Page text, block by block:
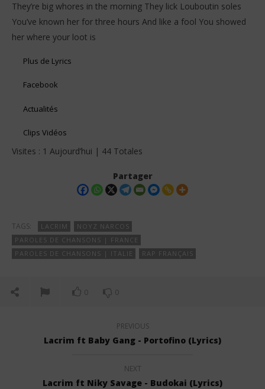
They’re big whores in the morning They lick Louboutin soles
You’ve known her for three hours And like a fool You showed
her where your loot is
Plus de Lyrics
Facebook
Actualités
Clips Vidéos
Visites : 1 Aujourd’hui | 44 Totales
Partager
TAGS: LACRIM
NOYZ NARCOS
PAROLES DE CHANSONS | FRANCE
PAROLES DE CHANSONS | ITALIE
RAP FRANÇAIS
0 0
PREVIOUS
Lacrim ft Baby Gang - Portofino (Lyrics)
NEXT
Lacrim ft Niky Savage - Budokai (Lyrics)